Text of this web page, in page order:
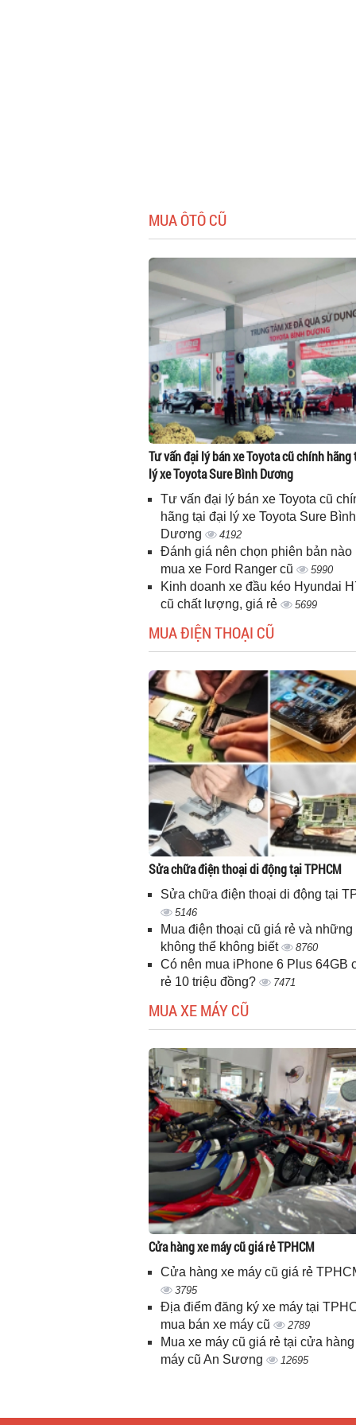
MUA ÔTÔ CŨ
Tư vấn đại lý bán xe Toyota cũ chính hãng
lý xe Toyota Sure Bình Dương
Tư vấn đại lý bán xe Toyota cũ
hãng tại đại lý xe Toyota Sure Bình
Dương
4192
Đánh giá nên chọn phiên bản nào
mua xe Ford Ranger cũ
5990
Kinh doanh xe đầu kéo Hyundai
cũ chất lượng, giá rẻ
5699
MUA ĐIỆN THOẠI CŨ
Sửa chữa điện thoại di động tại TPHCM
Sửa chữa điện thoại di động tại
5146
Mua điện thoại cũ giá rẻ và
không thể không biết
8760
Có nên mua iPhone 6 Plus 64GB
rẻ 10 triệu đồng?
7471
MUA XE MÁY CŨ
Cửa hàng xe máy cũ giá rẻ TPHCM
Cửa hàng xe máy cũ giá rẻ
3795
Địa điểm đăng ký xe máy tại
mua bán xe máy cũ
2789
Mua xe máy cũ giá rẻ tại cửa
máy cũ An Sương
12695